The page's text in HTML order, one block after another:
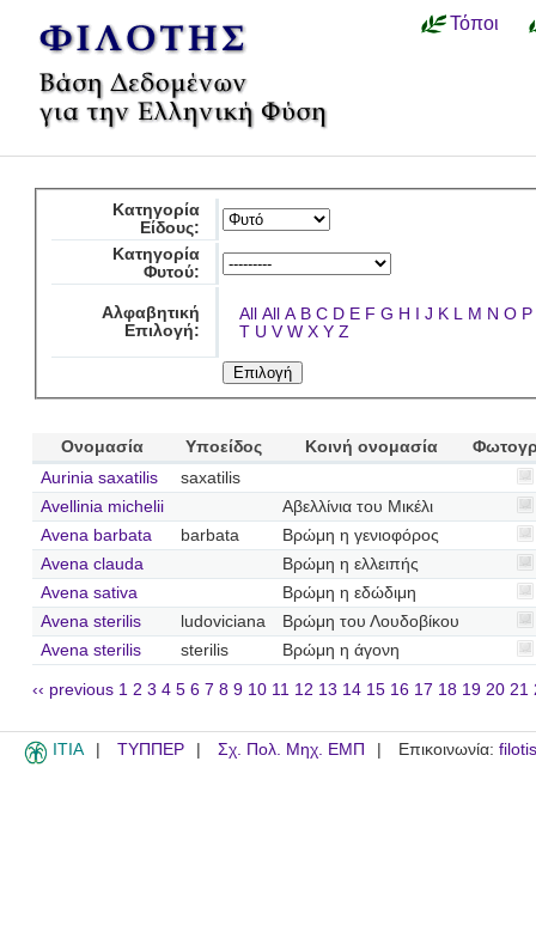
Τόποι
Κατηγορία
Είδους:
Κατηγορία
Φυτού:
Αλφαβητική
Επιλογή:
All All A B C D E F G H I J K L M N O P
T U V W X Y Z
Ονομασία Υποείδος Κοινή ονομασία
Aurinia saxatilis
saxatilis
Avellinia michelii
Αβελλίνια του Μικέλι
Avena barbata
barbata
Βρώμη η γενιοφόρος
Avena clauda
Βρώμη η ελλειπής
Avena sativa
Βρώμη η εδώδιμη
Avena sterilis
ludoviciana
Βρώμη του Λουδοβίκου
Avena sterilis
sterilis Βρώμη η άγονη
‹‹ previous 1 2 3 4 5 6 7 8 9 10 11 12 13 14 15 16 17 18 19 20 21
ITIA ΤΥΠΠΕΡ Σχ. Πολ. Μηχ. ΕΜΠ Επικοινωνία: